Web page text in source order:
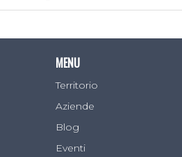
MENU
Territorio
Aziende
Blog
Eventi